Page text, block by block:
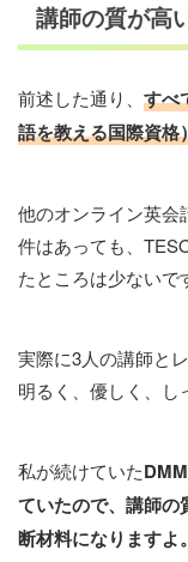
講師の質が高
前述した通り、 すべ
語を教える国際資格
他のオンライン英会
件はあっても、
たところは少ないで
実際に3人の講師と
明るく、優しく、し
私が続けていた
ていたので、講師
断材料になりますよ。